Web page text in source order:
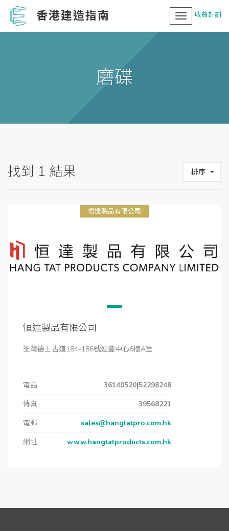
香港建造指南 收費計劃
Toggle
navigation
磨碟
找到 1 結果 排序
恒達製品有限公司
恒達製品有限公司
荃灣德士古道184-186號連豐中心6樓A室
電話
36140520|52298248
傳真
39568221
電郵
sales@hangtatpro.com.hk
網址
www.hangtatproducts.com.hk